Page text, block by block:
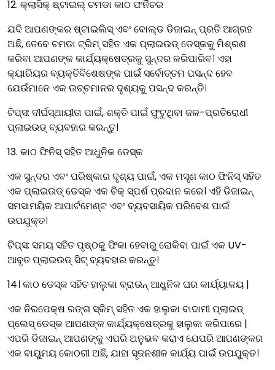
12. କ୍ଲାସିକ୍ ଷ୍ଟାଇଲ୍ ଚମଡା କାଠ ଫର୍ନିଚର
ଯଦି ଆପଣଙ୍କର ଷ୍ଟାଇଲିସ୍ ଏବଂ ବୋଲ୍ଡ ଡିଜାଇନ୍ ପ୍ରତି ଆଗ୍ରହ
ଅଛି, ତେବେ ଚମଡା ଟ୍ରିମ୍ ସହିତ ଏକ ପ୍ଲାଇଉଡ୍ ଡେସ୍କକୁ ମିଶ୍ରଣ
କରିବା ଆପଣଙ୍କ କାର୍ଯ୍ୟକ୍ଷେତ୍ରକୁ ସୁନ୍ଦର କରିପାରିବ। ଏହା
କ୍ୟାରିୟର ବ୍ୟକ୍ତିବିଶେଷଙ୍କ ପାଇଁ ସର୍ବୋତ୍ତମ ପସନ୍ଦ ହେବ
ଯେଉଁମାନେ ଏକ ଉଚ୍ଚମାନର ଦୃଶ୍ୟକୁ ପସନ୍ଦ କରନ୍ତି।
ଟିପ୍ସ: ଦୀର୍ଘସ୍ଥାୟୀତା ପାଇଁ, ଶକ୍ତି ପାଇଁ ଫୁଟୁଥିବା ଜଳ-ପ୍ରତିରୋଧୀ
ପ୍ଲାଇଉଡ୍ ବ୍ୟବହାର କରନ୍ତୁ।
13. କାଠ ଫିନିସ୍ ସହିତ ଆଧୁନିକ ଡେସ୍କ
ଏକ ସୁନ୍ଦର ଏବଂ ପରିଷ୍କାର ଦୃଶ୍ୟ ପାଇଁ, ଏକ ମସୃଣ କାଠ ଫିନିସ୍ ସହିତ
ଏକ ପ୍ଲାଇଉଡ୍ ଡେସ୍କ ଏକ ଚିକ୍ ସ୍ପର୍ଶ ପ୍ରଦାନ କରେ। ଏହି ଡିଜାଇନ୍
ସମସାମୟିକ ଆପାର୍ଟମେଣ୍ଟ ଏବଂ ବ୍ୟବସାୟିକ ପରିବେଶ ପାଇଁ
ଉପଯୁକ୍ତ।
ଟିପ୍ସ: ସମୟ ସହିତ ପୃଷ୍ଠକୁ ଫିକା ହେବାରୁ ରୋକିବା ପାଇଁ ଏକ UV-
ଆବୃତ ପ୍ଲାଇଉଡ୍ ସିଟ୍ ବ୍ୟବହାର କରନ୍ତୁ।
14। କାଠ ଡେସ୍କ ସହିତ ହାଲୁକା ବ୍ରାଉନ୍ ଆଧୁନିକ ଘର କାର୍ଯ୍ୟାଳୟ |
ଏକ ନିରପେକ୍ଷ ରଙ୍ଗ ସ୍କିମ୍ ସହିତ ଏକ ହାଲୁକା ବାଦାମୀ ପ୍ଲାଇଡ୍
ପ୍ଲେସ୍ ଡେସ୍କ ଆପଣଙ୍କ କାର୍ଯ୍ୟକ୍ଷେତ୍ରକୁ ହାଲୁକା କରିପାରେ |
ଏପରି ଡିଜାଇନ୍ ଆପଣଙ୍କୁ ଏପରି ଅନୁଭବ କରାଏ ଯେପରି ଆପଣଙ୍କର
ଏକ ବାୟୁମୟ କୋଠରୀ ଅଛି, ଯାହା ସୃଜନଶୀଳ କାର୍ଯ୍ୟ ପାଇଁ ଉପଯୁକ୍ତ।